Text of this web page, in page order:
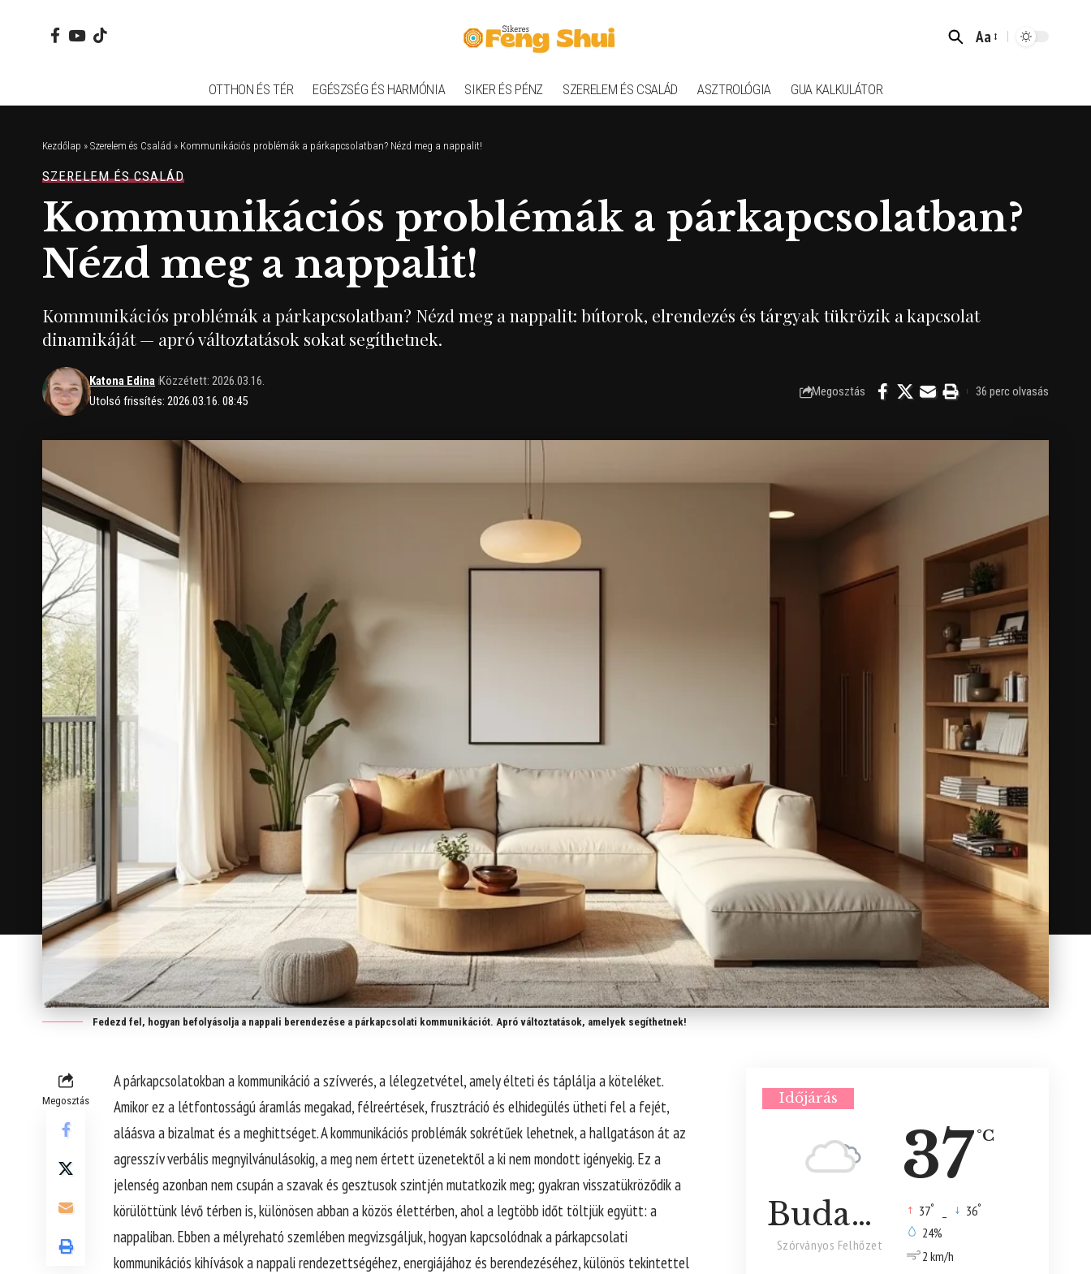
Font
Aa
OTTHON ÉS TÉR EGÉSZSÉG ÉS HARMÓNIA SIKER ÉS PÉNZ SZERELEM ÉS CSALÁD ASZTROLÓGIA GUA KALKULÁTOR
Kezdőlap » Szerelem és Család » Kommunikációs problémák a párkapcsolatban? Nézd meg a nappalit!
SZERELEM ÉS CSALÁD
Kommunikációs problémák a párkapcsolatban?
Nézd meg a nappalit!
Kommunikációs problémák a párkapcsolatban? Nézd meg a nappalit: bútorok, elrendezés és tárgyak tükrözik a kapcsolat
dinamikáját — apró változtatások sokat segíthetnek.
Utolsó frissítés: 2026.03.16. 08:45
Katona Edina Közzétett: 2026.03.16.
Megosztás 36 perc olvasás
Fedezd fel, hogyan befolyásolja a nappali berendezése a párkapcsolati kommunikációt. Apró változtatások, amelyek segíthetnek!
Megosztás
A párkapcsolatokban a kommunikáció a szívverés, a lélegzetvétel, amely élteti és táplálja a köteléket.
Amikor ez a létfontosságú áramlás megakad, félreértések, frusztráció és elhidegülés ütheti fel a fejét,
aláásva a bizalmat és a meghittséget. A kommunikációs problémák sokrétűek lehetnek, a hallgatáson át az
agresszív verbális megnyilvánulásokig, a meg nem értett üzenetektől a ki nem mondott igényekig. Ez a
jelenség azonban nem csupán a szavak és gesztusok szintjén mutatkozik meg; gyakran visszatükröződik a
körülöttünk lévő térben is, különösen abban a közös élettérben, ahol a legtöbb időt töltjük együtt: a
nappaliban. Ebben a mélyreható szemlében megvizsgáljuk, hogyan kapcsolódnak a párkapcsolati
kommunikációs kihívások a nappali rendezettségéhez, energiájához és berendezéséhez, különös tekintettel
Időjárás
37 °C
Budapest
Szórványos Felhőzet
37° 36°
24%
2 km/h